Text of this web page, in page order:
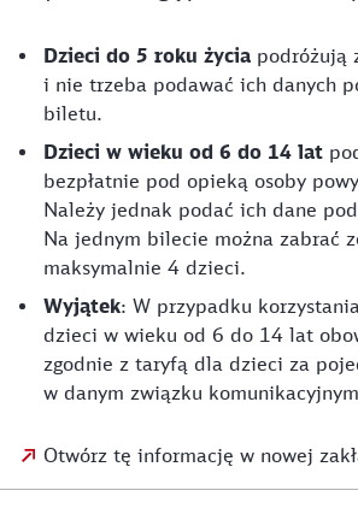
Dzieci do 5 roku życia podróżują
i nie trzeba podawać ich danych
biletu.
Dzieci w wieku od 6 do 14 lat
bezpłatnie pod opieką osoby
Należy jednak podać ich dane
Na jednym bilecie można zabrać
maksymalnie 4 dzieci.
Wyjątek: W przypadku
dzieci w wieku od 6 do 14 lat
zgodnie z taryfą dla dzieci za
w danym związku
Otwórz tę informację w nowej